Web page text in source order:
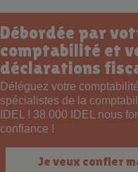
Débordée par votre
comptabilité et
déclarations
Déléguez votre comptabilité à des
spécialistes de la
IDEL ! 38 000 IDEL nous
confiance !
Je veux confier